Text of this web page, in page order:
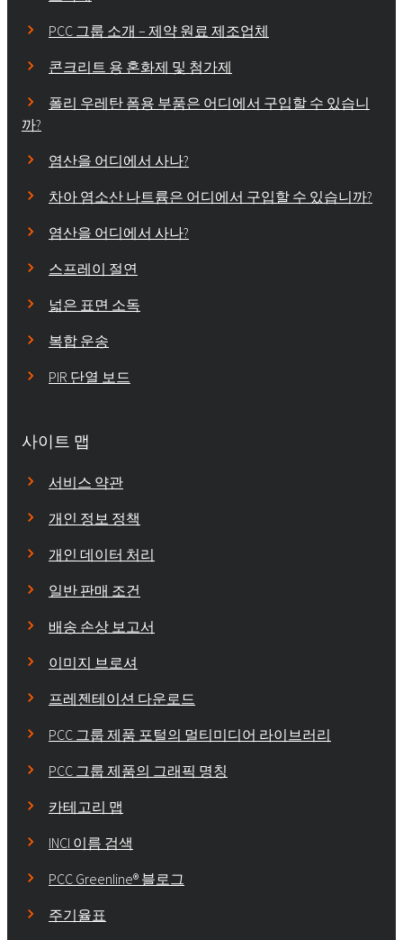
PCC 그룹 소개 – 제약 원료 제조업체
콘크리트 용 혼화제 및 첨가제
폴리 우레탄 폼용 부품은 어디에서 구입할 수 있습니
까?
염산을 어디에서 사나?
차아 염소산 나트륨은 어디에서 구입할 수 있습니까?
염산을 어디에서 사나?
스프레이 절연
넓은 표면 소독
복합 운송
PIR 단열 보드
사이트 맵
서비스 약관
개인 정보 정책
개인 데이터 처리
일반 판매 조건
배송 손상 보고서
이미지 브로셔
프레젠테이션 다운로드
PCC 그룹 제품 포털의 멀티미디어 라이브러리
PCC 그룹 제품의 그래픽 명칭
카테고리 맵
INCI 이름 검색
PCC Greenline® 블로그
주기율표